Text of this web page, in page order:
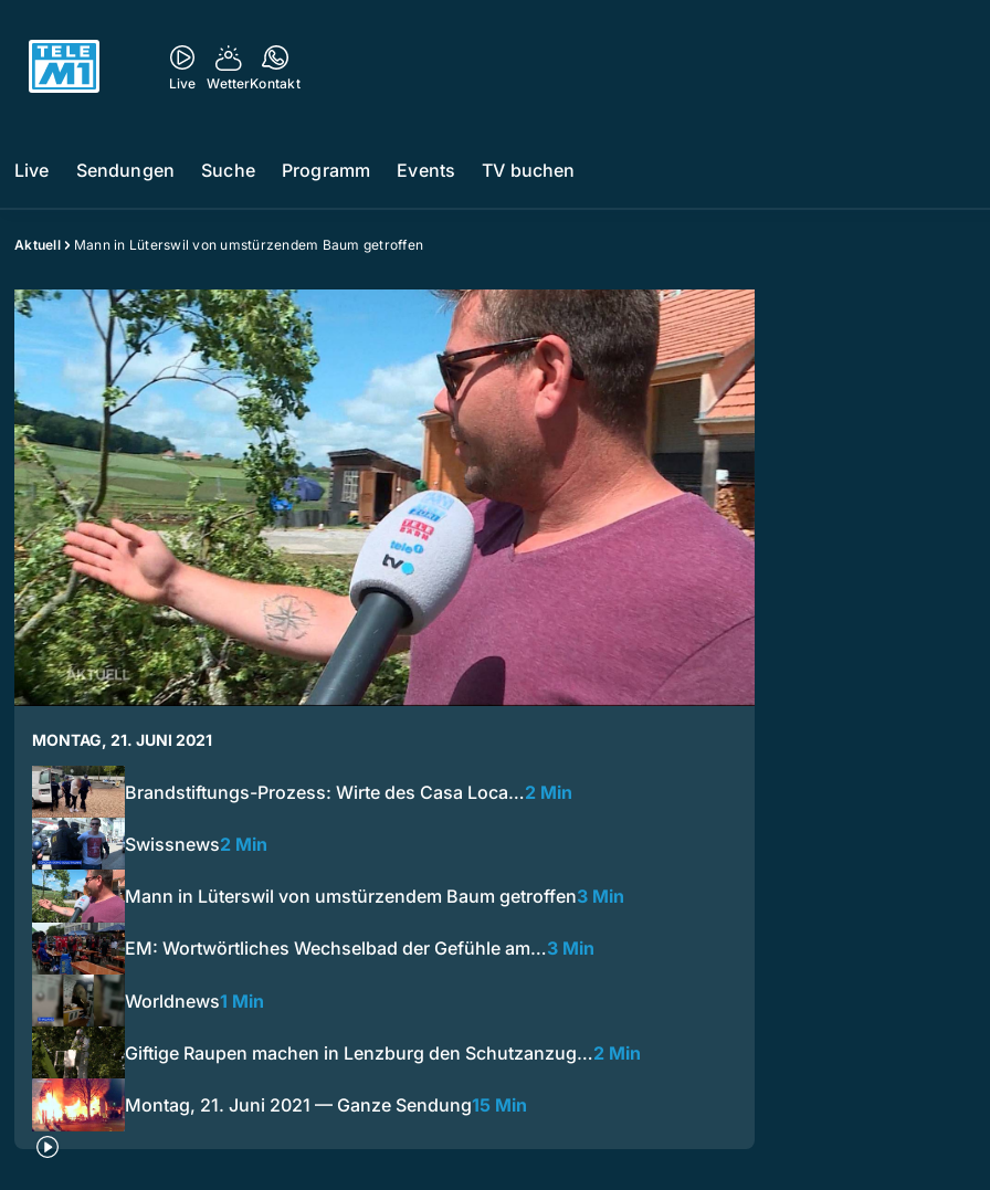
Live WetterKontakt
Live Sendungen Suche Programm Events TV buchen
Aktuell Mann in Lüterswil von umstürzendem Baum getroffen
MONTAG, 21. JUNI 2021
Brandstiftungs-Prozess: Wirte des Casa Loca…2 Min
Swissnews2 Min
Mann in Lüterswil von umstürzendem Baum getroffen3 Min
EM: Wortwörtliches Wechselbad der Gefühle am…3 Min
Worldnews1 Min
Giftige Raupen machen in Lenzburg den Schutzanzug…2 Min
Montag, 21. Juni 2021 — Ganze Sendung15 Min